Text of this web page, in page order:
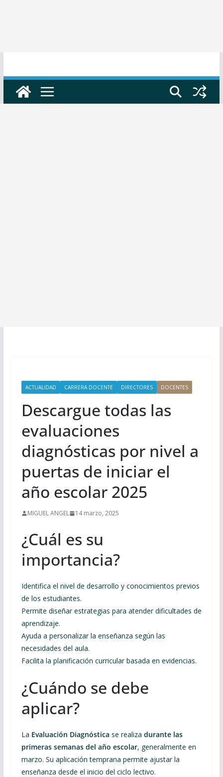
ACTUALIDAD CARRERA DOCENTE DIRECTORES DOCENTES
Descargue todas las
evaluaciones
diagnósticas por nivel a
puertas de iniciar el
año escolar 2025
MIGUEL ANGEL 14 marzo, 2025
¿Cuál es su
importancia?
Identifica el nivel de desarrollo y conocimientos previos
de los estudiantes.
Permite diseñar estrategias para atender dificultades de
aprendizaje.
Ayuda a personalizar la enseñanza según las
necesidades del aula.
Facilita la planificación curricular basada en evidencias.
¿Cuándo se debe
aplicar?
La Evaluación Diagnóstica se realiza durante las
primeras semanas del año escolar, generalmente en
marzo. Su aplicación temprana permite ajustar la
enseñanza desde el inicio del ciclo lectivo.